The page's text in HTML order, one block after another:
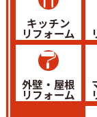
キッチン
リフォーム
外壁・屋根
リフォーム